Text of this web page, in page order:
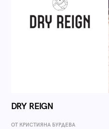
DRY REIGN
ОТ КРИСТИЯНА БУРДЕВА